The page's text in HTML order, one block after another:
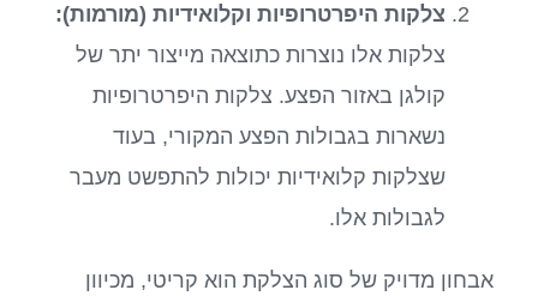
צלקות היפרטרופיות וקלואידיות (מורמות):
צלקות אלו נוצרות כתוצאה מייצור יתר של
קולגן באזור הפצע. צלקות היפרטרופיות
נשארות בגבולות הפצע המקורי, בעוד
שצלקות קלואידיות יכולות להתפשט מעבר
לגבולות אלו.
אבחון מדויק של סוג הצלקת הוא קריטי, מכיוון